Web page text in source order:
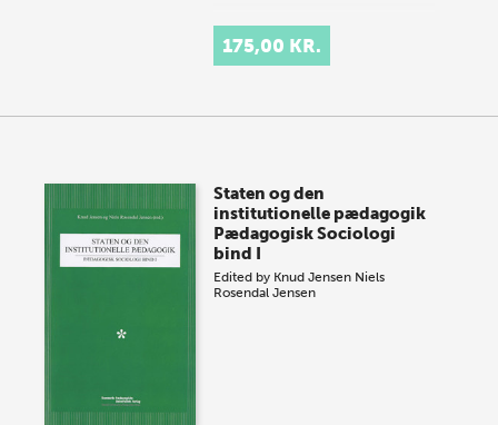
175,00 KR.
Staten og den
institutionelle pædagogik
Pædagogisk Sociologi
bind I
Edited by Knud Jensen Niels
Rosendal Jensen